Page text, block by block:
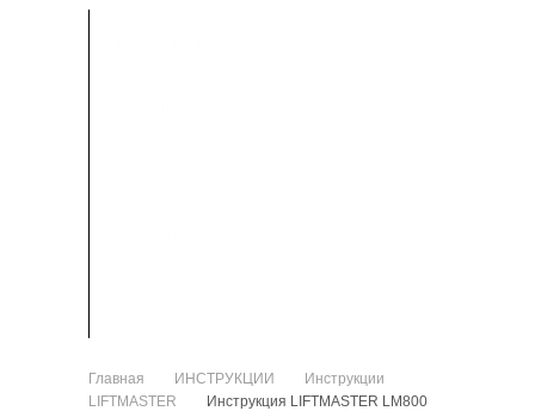
Главная
>
ИНСТРУКЦИИ
>
Инструкции
LIFTMASTER
Инструкция LIFTMASTER LM800